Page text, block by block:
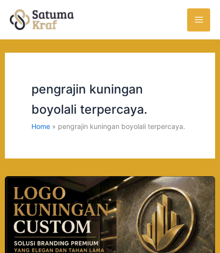
pengrajin kuningan
boyolali terpercaya.
Home pengrajin kuningan boyolali terpercaya.
Kuningan
Custom:
Solusi
Branding
Premium